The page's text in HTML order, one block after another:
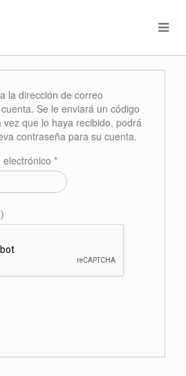
la dirección de correo
Se le enviará un código
vez que lo haya recibido, podrá
contraseña para su cuenta.
*